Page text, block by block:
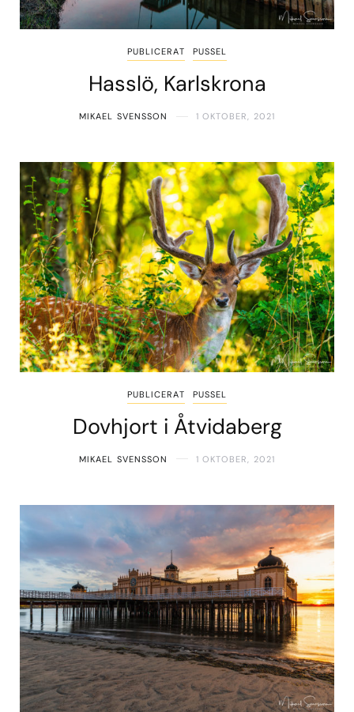
PUBLICERAT PUSSEL
Hasslö, Karlskrona
MIKAEL SVENSSON 1 OKTOBER, 2021
PUBLICERAT PUSSEL
Dovhjort i Åtvidaberg
MIKAEL SVENSSON 1 OKTOBER, 2021